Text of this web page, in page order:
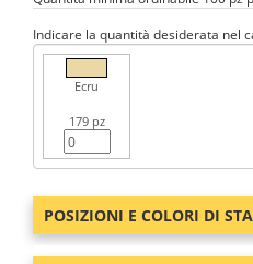
Indicare la quantità desiderata nel
Ecru
179 pz
POSIZIONI E COLORI DI